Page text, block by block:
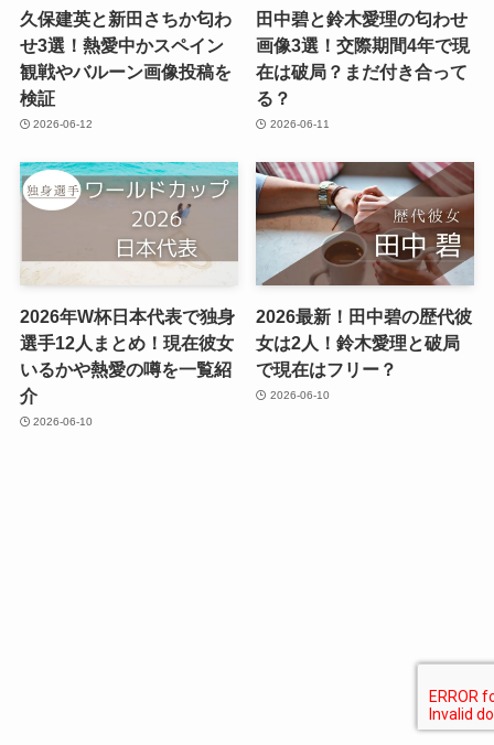
久保建英と新田さちか匂わ
せ3選！熱愛中かスペイン
観戦やバルーン画像投稿を
検証
2026-06-12
田中碧と鈴木愛理の匂わせ
画像3選！交際期間4年で現
在は破局？まだ付き合って
る？
2026-06-11
2026年W杯日本代表で独身
選手12人まとめ！現在彼女
いるかや熱愛の噂を一覧紹
介
2026-06-10
2026最新！田中碧の歴代彼
女は2人！鈴木愛理と破局
で現在はフリー？
2026-06-10